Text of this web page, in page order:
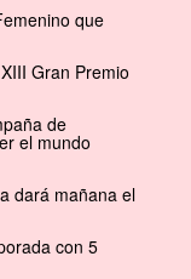
que
Gran Premio
de
el mundo
dará mañana el
con 5